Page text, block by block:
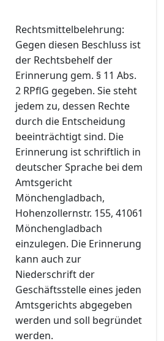
Rechtsmittelbelehrung:
Gegen diesen Beschluss ist
der Rechtsbehelf der
Erinnerung gem. § 11 Abs.
2 RPflG gegeben. Sie steht
jedem zu, dessen Rechte
durch die Entscheidung
beeinträchtigt sind. Die
Erinnerung ist schriftlich in
deutscher Sprache bei dem
Amtsgericht
Mönchengladbach,
Hohenzollernstr. 155, 41061
Mönchengladbach
einzulegen. Die Erinnerung
kann auch zur
Niederschrift der
Geschäftsstelle eines jeden
Amtsgerichts abgegeben
werden und soll begründet
werden.